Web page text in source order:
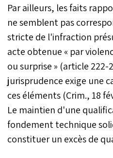
Par ailleurs, les faits
ne semblent pas
stricte de l'infraction
acte obtenue « par
ou surprise » (article 222-
jurisprudence exige une
ces éléments (Crim., 18
Le maintien d'une
fondement technique
constituer un excès de